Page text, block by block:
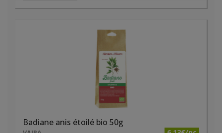
Badiane anis étoilé bio 50g